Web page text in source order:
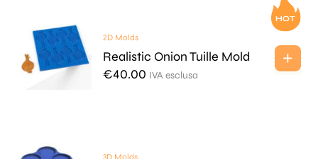
2D Molds
Realistic Onion Tuille Mold
€40.00 IVA esclusa
3D Molds